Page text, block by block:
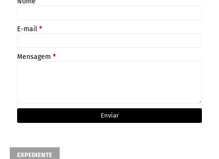
E-mail *
Mensagem *
EXPEDIENTE